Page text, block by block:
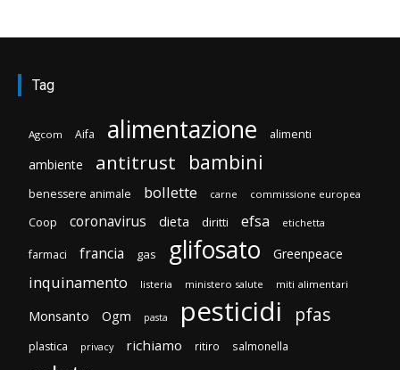
Tag
Agcom Aifa alimentazione alimenti
ambiente antitrust bambini
benessere animale bollette carne commissione europea
Coop coronavirus dieta diritti efsa etichetta
farmaci francia gas glifosato Greenpeace
inquinamento listeria ministero salute miti alimentari
Monsanto Ogm pasta pesticidi pfas
plastica privacy richiamo ritiro salmonella